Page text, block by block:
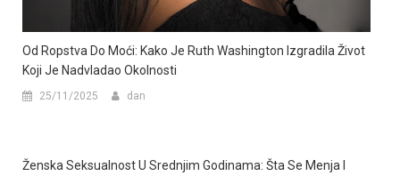
Od Ropstva Do Moći: Kako Je Ruth Washington Izgradila Život
Koji Je Nadvladao Okolnosti
25/11/2025 dan
Ženska Seksualnost U Srednjim Godinama: Šta Se Menja I